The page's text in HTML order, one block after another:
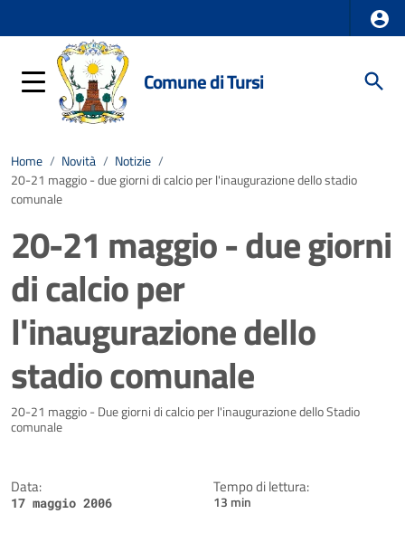
Comune di Tursi
Home / Novità / Notizie /
20-21 maggio - due giorni di calcio per l'inaugurazione dello stadio
comunale
20-21 maggio - due giorni
di calcio per
l'inaugurazione dello
stadio comunale
Dettagli della notizia
20-21 maggio - Due giorni di calcio per l'inaugurazione dello Stadio
comunale
Data:
17 maggio 2006
Tempo di lettura:
13 min